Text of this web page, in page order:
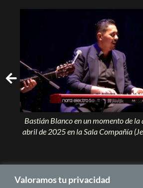
Valoramos tu privacidad
Bastián Blanco en un momento de la
abril de 2025 en la Sala Compañía